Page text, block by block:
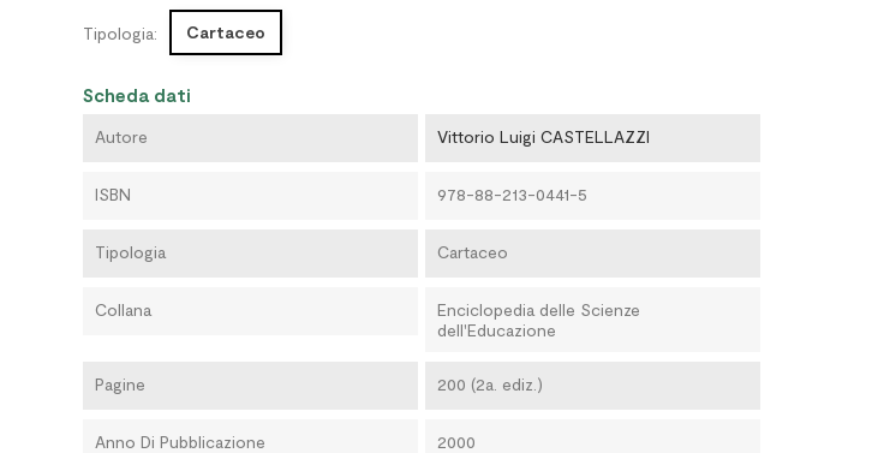
Tipologia: Cartaceo
Scheda dati
Autore Vittorio Luigi CASTELLAZZI
ISBN 978-88-213-0441-5
Tipologia Cartaceo
Collana
Enciclopedia delle Scienze
dell'Educazione
Pagine 200 (2a. ediz.)
Anno Di Pubblicazione 2000